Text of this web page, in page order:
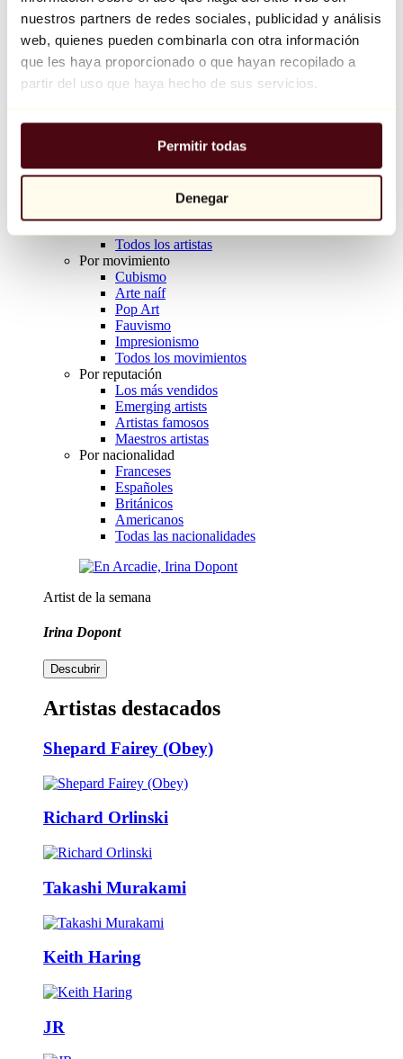
nuestros partners de redes sociales, publicidad y análisis
web, quienes pueden combinarla con otra información
que les haya proporcionado o que hayan recopilado a
partir del uso que haya hecho de sus servicios.
Permitir todas
Denegar
Balloon Dog (Orange)
Jeff Koons
10.000 €
Explorar
Todos los escultores
Todos los fotógrafos
Todos los artistas
Por movimiento
Cubismo
Arte naíf
Pop Art
Fauvismo
Impresionismo
Todos los movimientos
Por reputación
Los más vendidos
Emerging artists
Artistas famosos
Maestros artistas
Por nacionalidad
Franceses
Españoles
Británicos
Americanos
Todas las nacionalidades
Artist de la semana
Irina Dopont
Descubrir
Artistas destacados
Shepard Fairey (Obey)
Richard Orlinski
Takashi Murakami
Keith Haring
JR